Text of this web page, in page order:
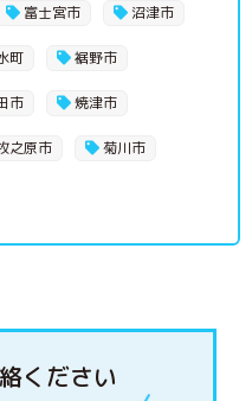
富士宮市 沼津市
町 裾野市
市 焼津市
之原市 菊川市
ください